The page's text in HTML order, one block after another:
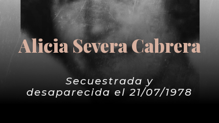
Alicia Severa Cabrera
Secuestrada y
desaparecida el 21/07/1978